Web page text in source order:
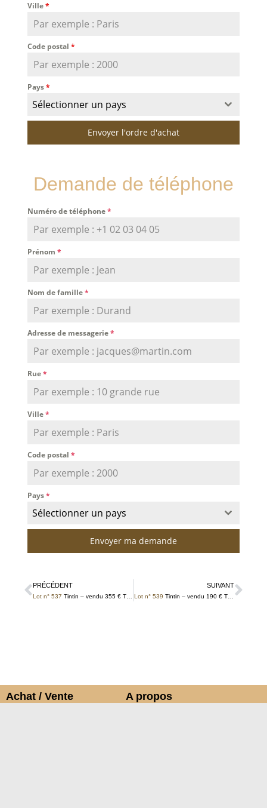
Ville*
Code postal *
Pays*
Sélectionner un pays
Envoyer l'ordre d'achat
Demande de téléphone
Numéro de téléphone*
Prénom *
Nom de famille*
Adresse de messagerie*
Rue*
Ville*
Code postal *
Pays*
Sélectionner un pays
Envoyer ma demande
PRÉCÉDENT
Lot n° 537 Tintin – vendu 355 € TTC
SUIVANT
Lot n° 539 Tintin – vendu 190 € TTC
Achat / Vente A propos